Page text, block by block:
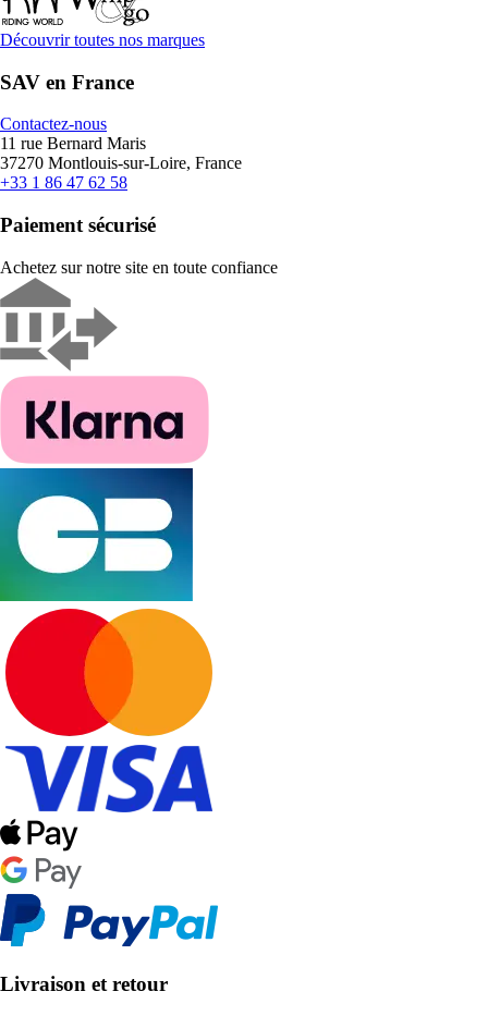
Découvrir toutes nos marques
SAV en France
Contactez-nous
11 rue Bernard Maris
37270 Montlouis-sur-Loire, France
+33 1 86 47 62 58
Paiement sécurisé
Achetez sur notre site en toute confiance
Livraison et retour